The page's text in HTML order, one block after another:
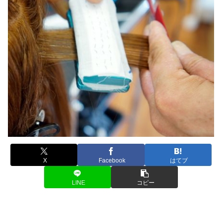
X Facebook はてブ
LINE コピー